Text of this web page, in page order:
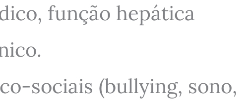
função hepática
sociais (bullying, sono,